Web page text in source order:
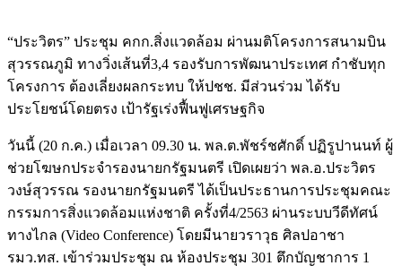
“ประวิตร” ประชุม คกก.สิ่งแวดล้อม ผ่านมติโครงการสนามบิน
สุวรรณภูมิ ทางวิ่งเส้นที่3,4 รองรับการพัฒนาประเทศ กำชับทุก
โครงการ ต้องเลี่ยงผลกระทบ ให้ปชช. มีส่วนร่วม ได้รับ
ประโยชน์โดยตรง เป้ารัฐเร่งฟื้นฟูเศรษฐกิจ
วันนี้ (20 ก.ค.) เมื่อเวลา 09.30 น. พล.ต.พัชร์ชศักดิ์ ปฏิรูปานนท์ ผู้
ช่วยโฆษกประจำรองนายกรัฐมนตรี เปิดเผยว่า พล.อ.ประวิตร
วงษ์สุวรรณ รองนายกรัฐมนตรี ได้เป็นประธานการประชุมคณะ
กรรมการสิ่งแวดล้อมแห่งชาติ ครั้งที่4/2563 ผ่านระบบวีดีทัศน์
ทางไกล (Video Conference) โดยมีนายวราวุธ ศิลปอาชา
รมว.ทส. เข้าร่วมประชุม ณ ห้องประชุม 301 ตึกบัญชาการ 1